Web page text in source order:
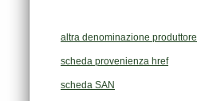
altra denominazione produttore
scheda provenienza href
scheda SAN